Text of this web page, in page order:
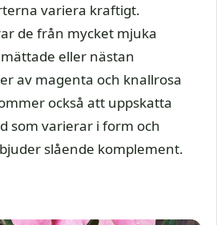
variera kraftigt.
de från mycket mjuka
eller nästan
av magenta och knallrosa
också att uppskatta
som varierar i form och
slående komplement.